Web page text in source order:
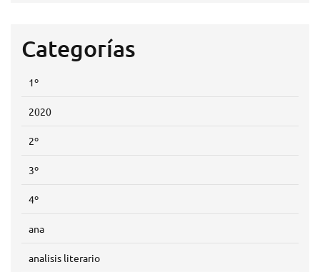
Categorías
1º
2020
2º
3º
4º
ana
analisis literario